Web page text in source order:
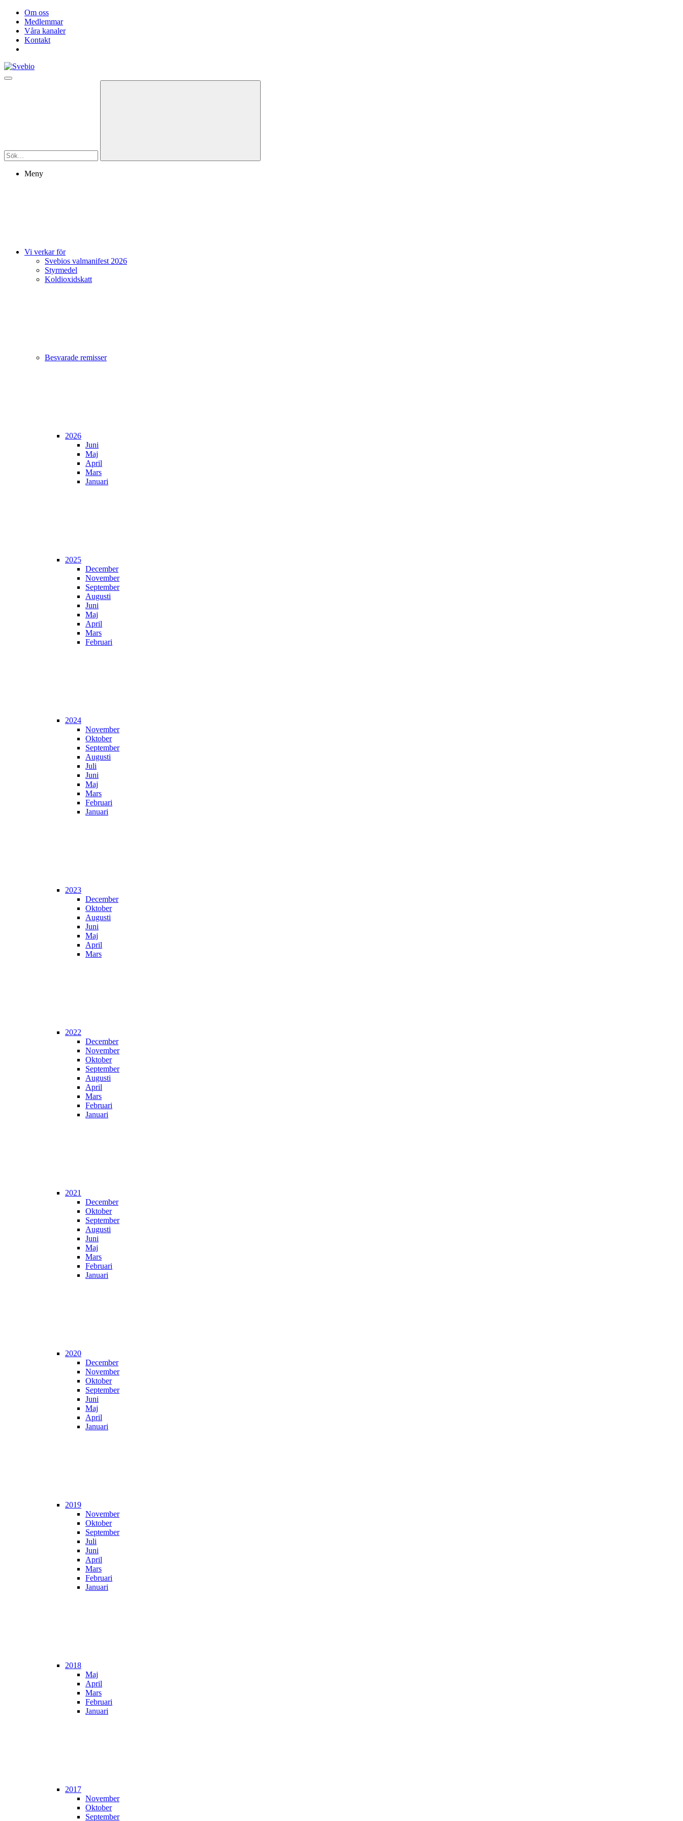
Om oss
Medlemmar
Våra kanaler
Kontakt
Meny
Vi verkar för
Svebios valmanifest 2026
Styrmedel
Koldioxidskatt
Besvarade remisser
2026
Juni
Maj
April
Mars
Januari
2025
December
November
September
Augusti
Juni
Maj
April
Mars
Februari
2024
November
Oktober
September
Augusti
Juli
Juni
Maj
Mars
Februari
Januari
2023
December
Oktober
Augusti
Juni
Maj
April
Mars
2022
December
November
Oktober
September
Augusti
April
Mars
Februari
Januari
2021
December
Oktober
September
Augusti
Juni
Maj
Mars
Februari
Januari
2020
December
November
Oktober
September
Juni
Maj
April
Januari
2019
November
Oktober
September
Juli
Juni
April
Mars
Februari
Januari
2018
Maj
April
Mars
Februari
Januari
2017
November
Oktober
September